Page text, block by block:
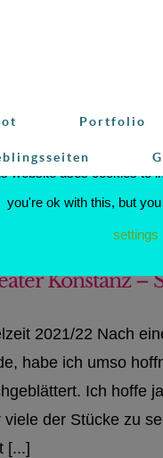
Portfolio
Konstanz –
2021/22 Nach
habe ich umso
Ich hoffe
viele der Stücke zu
[...]
website uses cookies to
you're ok with this, but
settings